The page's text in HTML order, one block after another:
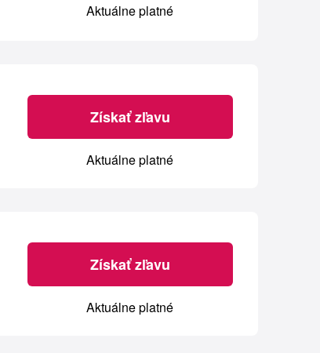
Aktuálne platné
Získať zľavu
Aktuálne platné
Získať zľavu
Aktuálne platné